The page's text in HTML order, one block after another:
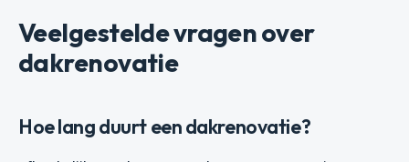
Veelgestelde vragen over
dakrenovatie
Hoe lang duurt een dakrenovatie?